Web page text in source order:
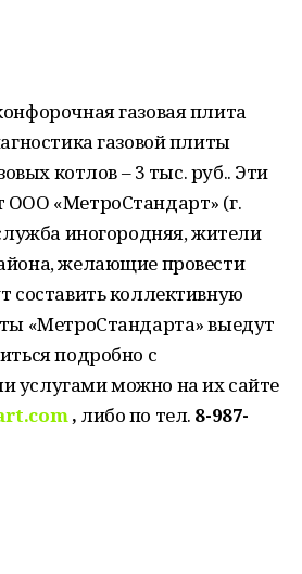
газовая плита
газовой плиты
котлов – 3 тыс. руб.. Эти
ООО «МетроСтандарт» (г.
иногородняя, жители
желающие провести
составить коллективную
«МетроСтандарта» выедут
подробно с
услугами можно на их сайте
, либо по тел. 8-987-